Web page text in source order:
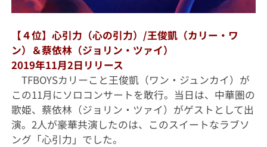
【４位】心引力（心の引力）/王俊凱（カリー・ワ
ン）＆蔡依林（ジョリン・ツァイ）
2019年11月2日リリース
TFBOYSカリーこと王俊凱（ワン・ジュンカイ）が
この11月にソロコンサートを敢行。当日は、中華圏の
歌姫、蔡依林（ジョリン・ツァイ）がゲストとして出
演。2人が豪華共演したのは、このスイートなラブソ
ング「心引力」でした。